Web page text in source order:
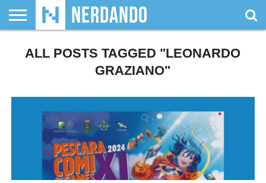
SIAMO
GIOCHI
DA
GIOCHI
DI
VIDEOGAMES
FILM
&
FUMETTI
& LIBRI
MAGIC:
THE
DUNGEONS
&
WRESTLING
NERDANDO
AWARDS
BOLLINI
ALL POSTS TAGGED "LEONARDO
GRAZIANO"